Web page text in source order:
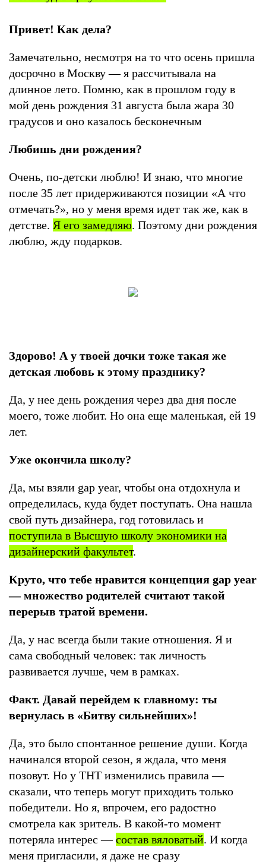
Привет! Как дела?
Замечательно, несмотря на то что осень пришла
досрочно в Москву — я рассчитывала на
длинное лето. Помню, как в прошлом году в
мой день рождения 31 августа была жара 30
градусов и оно казалось бесконечным
Любишь дни рождения?
Очень, по-детски люблю! И знаю, что многие
после 35 лет придерживаются позиции «А что
отмечать?», но у меня время идет так же, как в
детстве. Я его замедляю. Поэтому дни рождения
люблю, жду подарков.
Здорово! А у твоей дочки тоже такая же
детская любовь к этому празднику?
Да, у нее день рождения через два дня после
моего, тоже любит. Но она еще маленькая, ей 19
лет.
Уже окончила школу?
Да, мы взяли gap year, чтобы она отдохнула и
определилась, куда будет поступать. Она нашла
свой путь дизайнера, год готовилась и
поступила в Высшую школу экономики на
дизайнерский факультет.
Круто, что тебе нравится концепция gap year
— множество родителей считают такой
перерыв тратой времени.
Да, у нас всегда были такие отношения. Я и
сама свободный человек: так личность
развивается лучше, чем в рамках.
Факт. Давай перейдем к главному: ты
вернулась в «Битву сильнейших»!
Да, это было спонтанное решение души. Когда
начинался второй сезон, я ждала, что меня
позовут. Но у ТНТ изменились правила —
сказали, что теперь могут приходить только
победители. Но я, впрочем, его радостно
смотрела как зритель. В какой-то момент
потеряла интерес —состав вяловатый. И когда
меня пригласили, я даже не сразу